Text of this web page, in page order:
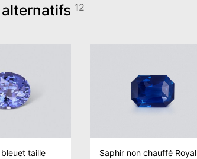
12
taille
Saphir non chauffé Royal